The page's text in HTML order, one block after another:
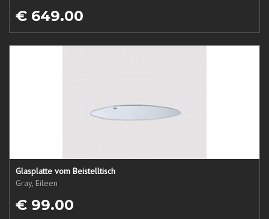
€ 649.00
Glasplatte vom Beistelltisch
Gray, Eileen
€ 99.00